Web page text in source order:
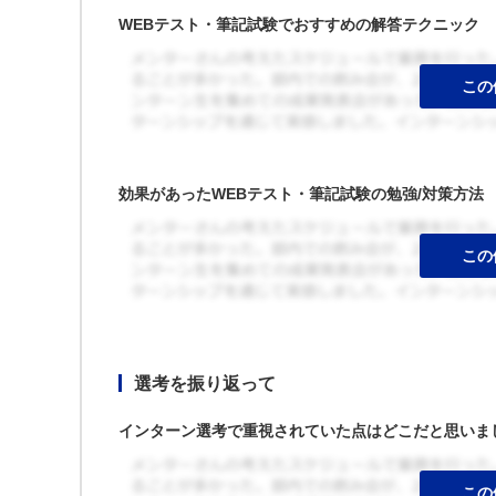
WEBテスト・筆記試験でおすすめの解答テクニック
効果があったWEBテスト・筆記試験の勉強/対策方法
選考を振り返って
インターン選考で重視されていた点はどこだと思いま